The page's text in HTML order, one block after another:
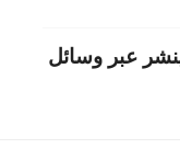
عبر وسائل